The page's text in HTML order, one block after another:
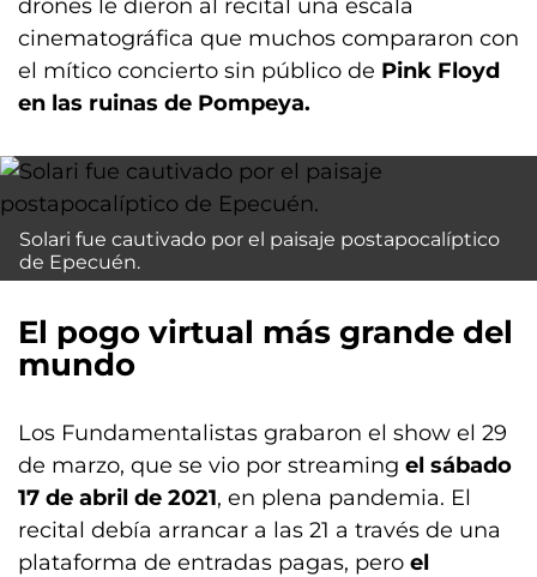
drones le dieron al recital una escala
cinematográfica que muchos compararon con
el mítico concierto sin público de Pink Floyd
en las ruinas de Pompeya.
Solari fue cautivado por el paisaje postapocalíptico
de Epecuén.
El pogo virtual más grande del
mundo
Los Fundamentalistas grabaron el show el 29
de marzo, que se vio por streaming el sábado
17 de abril de 2021, en plena pandemia. El
recital debía arrancar a las 21 a través de una
plataforma de entradas pagas, pero el